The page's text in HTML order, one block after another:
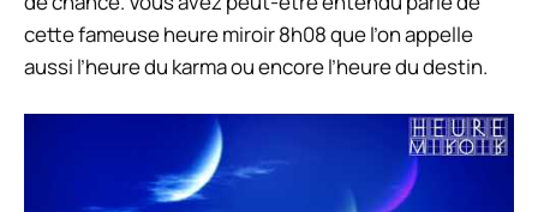
cette fameuse heure miroir 8h08 que l’on appelle
aussi l’heure du karma ou encore l’heure du destin.